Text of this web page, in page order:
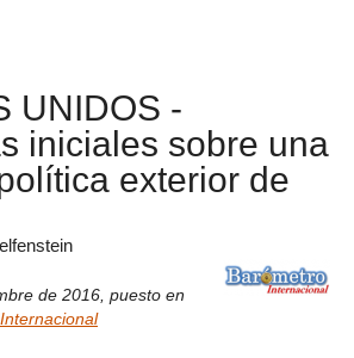
UNIDOS -
iniciales sobre una
exterior de
de 2016 puesto en